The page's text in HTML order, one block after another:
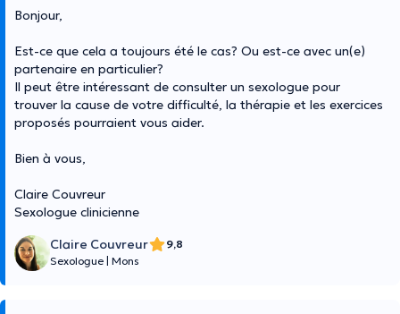
Bonjour,
Est-ce que cela a toujours été le cas? Ou est-ce avec un(e)
partenaire en particulier?
Il peut être intéressant de consulter un sexologue pour
trouver la cause de votre difficulté, la thérapie et les exercices
proposés pourraient vous aider.
Bien à vous,
Claire Couvreur
Sexologue clinicienne
Claire Couvreur
9,8
Sexologue Mons